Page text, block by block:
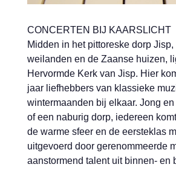
CONCERTEN BIJ KAARSLICHT
Midden in het pittoreske dorp
weilanden en de Zaanse huizen,
Hervormde Kerk van Jisp. Hier
jaar liefhebbers van klassieke
wintermaanden bij elkaar. Jong en
of een naburig dorp, iedereen
de warme sfeer en de eersteklas
uitgevoerd door gerenommeerde
aanstormend talent uit binnen- en